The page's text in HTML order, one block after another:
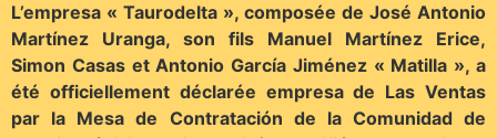
L’empresa « Taurodelta », composée de José Antonio
Martínez Uranga, son fils Manuel Martínez Erice,
Simon Casas et Antonio García Jiménez « Matilla », a
été officiellement déclarée empresa de Las Ventas
par la Mesa de Contratación de la Comunidad de